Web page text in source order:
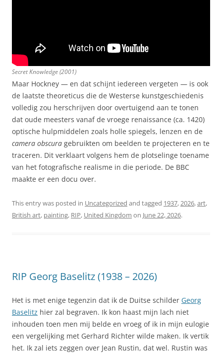
Secret Knowledge (2001)
Maar Hockney — en dat schijnt iedereen vergeten — is ook
de laatste theoreticus die de Westerse kunstgeschiedenis
volledig zou herschrijven door overtuigend aan te tonen
dat oude meesters vanaf de vroege renaissance (ca. 1420)
optische hulpmiddelen zoals holle spiegels, lenzen en de
camera obscura gebruikten om beelden te projecteren en te
traceren. Dit verklaart volgens hem de plotselinge toename
van het fotografische realisme in die periode. De BBC
maakte er een docu over.
This entry was posted in Uncategorized and tagged 1937,2026,art,
British art, painting, RIP, United Kingdom on June 22, 2026.
RIP Georg Baselitz (1938 – 2026)
Het is met enige tegenzin dat ik de Duitse schilder Georg
Baselitz hier zal begraven. Ik kon haast mijn lach niet
inhouden toen men mij belde en vroeg of ik in mijn eulogie
een vergelijking met Gerhard Richter wilde maken. Ik vertik
het. Ik zal iets zeggen over Jean Rustin, dat wel. Rustin was